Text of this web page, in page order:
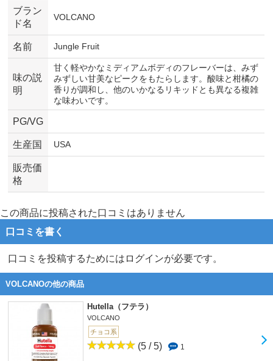
ブラン
ド名
VOLCANO
名前 Jungle Fruit
味の説
明
甘く軽やかなミディアムボディのフレーバーは、みず
みずしい甘美なピークをもたらします。酸味と柑橘の
香りが調和し、他のいかなるリキッドとも異なる複雑
な味わいです。
PG/VG
生産国 USA
販売価
格
この商品に投稿された口コミはありません
口コミを書く
口コミを投稿するためにはログインが必要です。
VOLCANOの他の商品
Hutella（フテラ）
VOLCANO
チョコ系
(5 / 5) 1